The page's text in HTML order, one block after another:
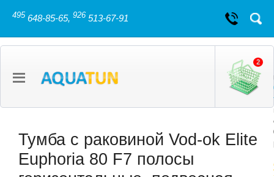
495 648-85-65, 926 513-67-91
2
Тумба с раковиной Vod-ok Elite
Euphoria 80 F7 полосы